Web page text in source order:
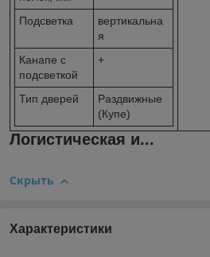
Подсветка
вертикальна
я
Канапе с
подсветкой
+
Тип дверей
Раздвижные
(Купе)
Логистическая и...
Скрыть
Характеристики